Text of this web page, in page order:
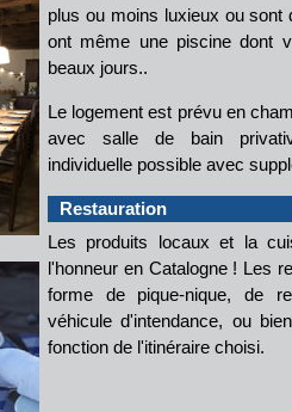
plus ou moins luxieux ou
ont même une piscine dont
beaux jours..
Le logement est prévu en
avec salle de bain
individuelle possible avec
Restauration
Les produits locaux et la
l'honneur en Catalogne ! Les
forme de pique-nique, de
véhicule d'intendance, ou
fonction de l'itinéraire choisi.